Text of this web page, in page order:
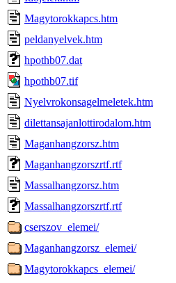
Magytorokkapcs.htm
peldanyelvek.htm
hpothb07.dat
hpothb07.tif
Nyelvrokonsagelmeletek.htm
dilettansajanlottirodalom.htm
Maganhangzorsz.htm
Maganhangzorszrtf.rtf
Massalhangzorsz.htm
Massalhangzorszrtf.rtf
cserszov_elemei/
Maganhangzorsz_elemei/
Magytorokkapcs_elemei/